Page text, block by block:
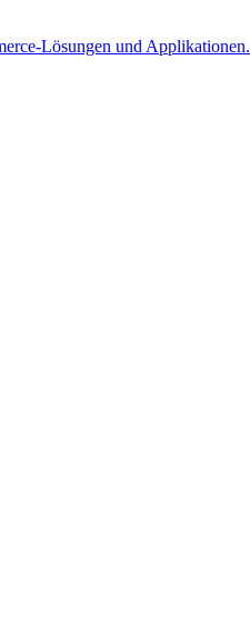
Lösungen und Applikationen.